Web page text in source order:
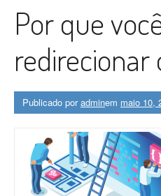
Por que
redirecionar
Publicado poradminem maio 10,